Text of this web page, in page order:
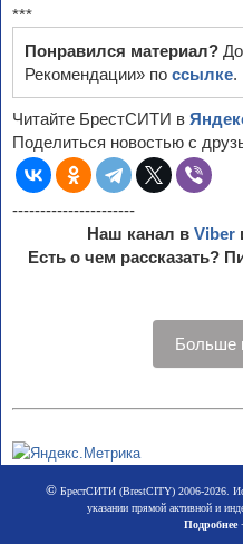
***
Понравился материал?
Рекомендации» по ссылке.
Читайте БрестСИТИ в
Поделиться новостью с
----------------------
Наш канал в Viber
Есть о чем рассказать?
Больше
©БрестСИТИ (BrestCITY) 2006-2026.
указании прямой активной и
Подробнее